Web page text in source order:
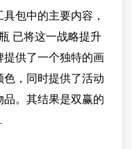
包中的主要内容，
已将这一战略提升
供了一个独特的画
，同时提供了活动
。其结果是双赢的